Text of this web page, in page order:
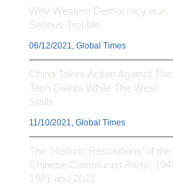
Why Western Democracy is in
Serious Trouble
06/12/2021, Global Times
China Takes Action Against The
Tech Giants While The West
Stalls
11/10/2021, Global Times
The ‘Historic Resolutions’ of the
Chinese Communist Party:
1981 and 2021